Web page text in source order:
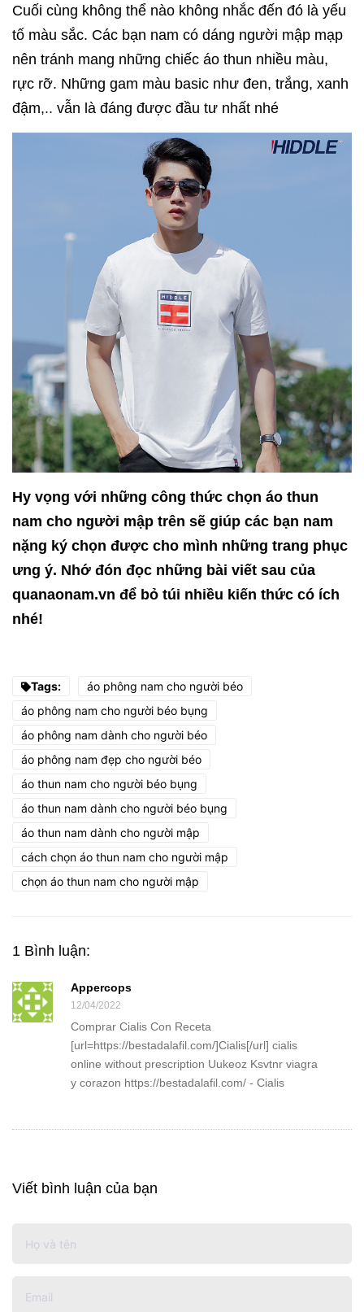
Cuối cùng không thể nào không nhắc đến đó là yếu
tố màu sắc. Các bạn nam có dáng người mập mạp
nên tránh mang những chiếc áo thun nhiều màu,
rực rỡ. Những gam màu basic như đen, trắng, xanh
đậm,.. vẫn là đáng được đầu tư nhất nhé
Hy vọng với những công thức chọn áo thun
nam cho người mập trên sẽ giúp các bạn nam
nặng ký chọn được cho mình những trang phục
ưng ý. Nhớ đón đọc những bài viết sau của
quanaonam.vn để bỏ túi nhiều kiến thức có ích
nhé!
Tags:
áo phông nam cho người béo
áo phông nam cho người béo bụng
áo phông nam dành cho người béo
áo phông nam đẹp cho người béo
áo thun nam cho người béo bụng
áo thun nam dành cho người béo bụng
áo thun nam dành cho người mập
cách chọn áo thun nam cho người mập
chọn áo thun nam cho người mập
1 Bình luận:
Appercops
12/04/2022
Comprar Cialis Con Receta
[url=https://bestadalafil.com/]Cialis[/url] cialis
online without prescription Uukeoz Ksvtnr viagra
y corazon https://bestadalafil.com/ - Cialis
Viết bình luận của bạn